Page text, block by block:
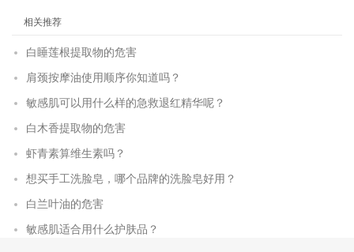
相关推荐
白睡莲根提取物的危害
肩颈按摩油使用顺序你知道吗？
敏感肌可以用什么样的急救退红精华呢？
白木香提取物的危害
虾青素算维生素吗？
想买手工洗脸皂，哪个品牌的洗脸皂好用？
白兰叶油的危害
敏感肌适合用什么护肤品？